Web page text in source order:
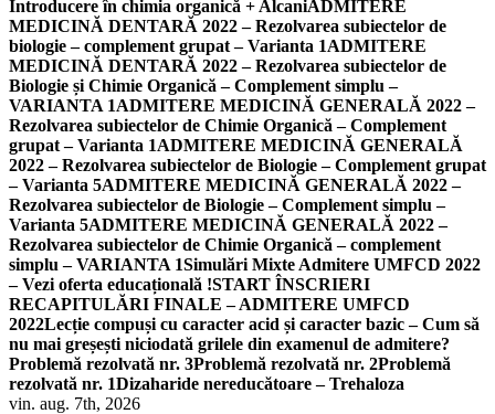
Introducere în chimia organică + AlcaniADMITERE
MEDICINĂ DENTARĂ 2022 – Rezolvarea subiectelor de
biologie – complement grupat – Varianta 1ADMITERE
MEDICINĂ DENTARĂ 2022 – Rezolvarea subiectelor de
Biologie și Chimie Organică – Complement simplu –
VARIANTA 1ADMITERE MEDICINĂ GENERALĂ 2022 –
Rezolvarea subiectelor de Chimie Organică – Complement
grupat – Varianta 1ADMITERE MEDICINĂ GENERALĂ
2022 – Rezolvarea subiectelor de Biologie – Complement grupat
– Varianta 5ADMITERE MEDICINĂ GENERALĂ 2022 –
Rezolvarea subiectelor de Biologie – Complement simplu –
Varianta 5ADMITERE MEDICINĂ GENERALĂ 2022 –
Rezolvarea subiectelor de Chimie Organică – complement
simplu – VARIANTA 1Simulări Mixte Admitere UMFCD 2022
– Vezi oferta educațională !START ÎNSCRIERI
RECAPITULĂRI FINALE – ADMITERE UMFCD
2022Lecție compuși cu caracter acid și caracter bazic – Cum să
nu mai greșești niciodată grilele din examenul de admitere?
Problemă rezolvată nr. 3Problemă rezolvată nr. 2Problemă
rezolvată nr. 1Dizaharide nereducătoare – Trehaloza
vin. aug. 7th, 2026